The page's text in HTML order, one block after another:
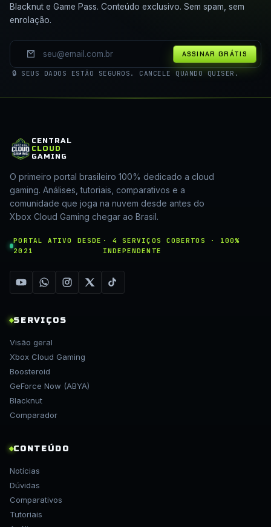
Blacknut e Game Pass. Conteúdo exclusivo. Sem spam, sem
enrolação.
ASSINAR GRÁTIS
🔒 SEUS DADOS ESTÃO SEGUROS. CANCELE QUANDO QUISER.
CENTRAL
CLOUD
GAMING
O primeiro portal brasileiro 100% dedicado a cloud
gaming. Análises, tutoriais, comparativos e a
comunidade que joga na nuvem desde antes do
Xbox Cloud Gaming chegar ao Brasil.
PORTAL ATIVO DESDE
2021
· 4 SERVIÇOS COBERTOS · 100%
INDEPENDENTE
SERVIÇOS
Visão geral
Xbox Cloud Gaming
Boosteroid
GeForce Now (ABYA)
Blacknut
Comparador
CONTEÚDO
Notícias
Dúvidas
Comparativos
Tutoriais